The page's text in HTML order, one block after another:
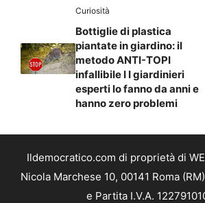
Curiosità
Bottiglie di plastica
piantate in giardino: il
metodo ANTI-TOPI
infallibile I I giardinieri
esperti lo fanno da anni e
hanno zero problemi
Ildemocratico.com di proprietà di
Nicola Marchese 10, 00141 Roma
e Partita I.V.A.